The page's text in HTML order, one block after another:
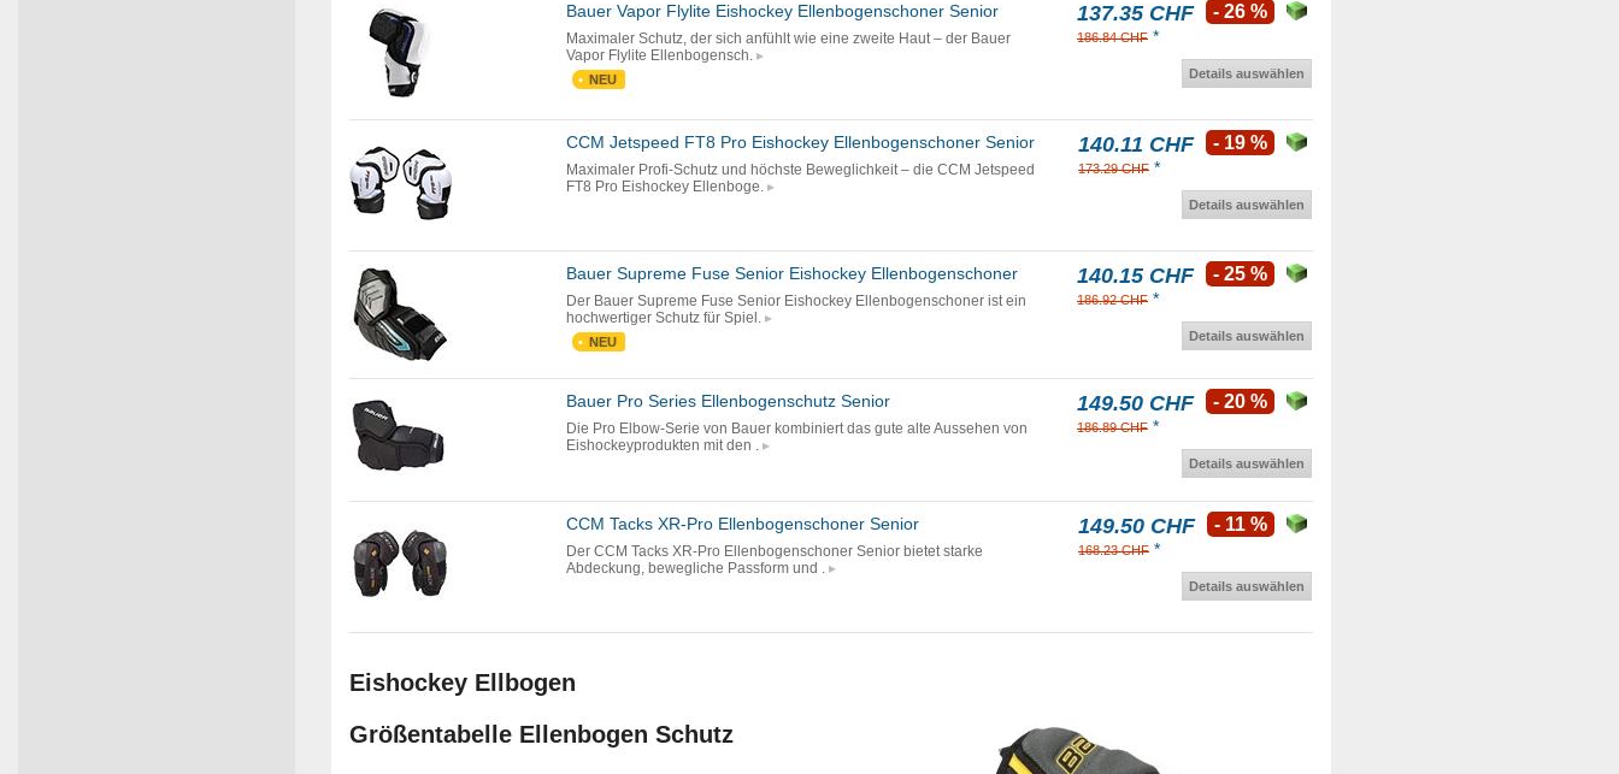
Bauer Vapor Flylite Eishockey Ellenbogenschoner Senior
Maximaler Schutz, der sich anfühlt wie eine zweite Haut – der Bauer
Vapor Flylite Ellenbogensch.
NEU
137.35 CHF
186.84 CHF *
- 26 %
Details auswählen
CCM Jetspeed FT8 Pro Eishockey Ellenbogenschoner Senior
Maximaler Profi-Schutz und höchste Beweglichkeit – die CCM Jetspeed
FT8 Pro Eishockey Ellenboge.
140.11 CHF
173.29 CHF *
- 19 %
Details auswählen
Bauer Supreme Fuse Senior Eishockey Ellenbogenschoner
Der Bauer Supreme Fuse Senior Eishockey Ellenbogenschoner ist ein
hochwertiger Schutz für Spiel.
NEU
140.15 CHF
186.92 CHF *
- 25 %
Details auswählen
Bauer Pro Series Ellenbogenschutz Senior
Die Pro Elbow-Serie von Bauer kombiniert das gute alte Aussehen von
Eishockeyprodukten mit den .
149.50 CHF
186.89 CHF *
- 20 %
Details auswählen
CCM Tacks XR-Pro Ellenbogenschoner Senior
Der CCM Tacks XR-Pro Ellenbogenschoner Senior bietet starke
Abdeckung, bewegliche Passform und .
149.50 CHF
168.23 CHF *
- 11 %
Details auswählen
Eishockey Ellbogen
Größentabelle Ellenbogen Schutz